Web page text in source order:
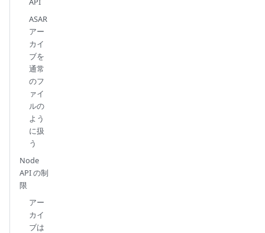
ASAR
アー
カイ
ブを
通常
のフ
ァイ
ルの
よう
に扱
う
Node
API の制
限
アー
カイ
ブは